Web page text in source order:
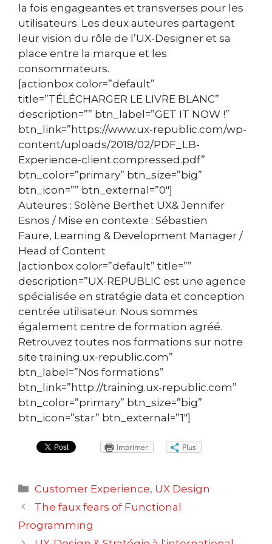
la fois engageantes et transverses pour les
utilisateurs. Les deux auteures partagent
leur vision du rôle de l’UX-Designer et sa
place entre la marque et les
consommateurs.
[actionbox color=”default”
title=”TÉLÉCHARGER LE LIVRE BLANC”
description=”” btn_label=”GET IT NOW !”
btn_link=”https://www.ux-republic.com/wp-
content/uploads/2018/02/PDF_LB-
Experience-client.compressed.pdf”
btn_color=”primary” btn_size=”big”
btn_icon=”” btn_external=”0″]
Auteures : Solène Berthet UX& Jennifer
Esnos / Mise en contexte : Sébastien
Faure, Learning & Development Manager /
Head of Content
[actionbox color=”default” title=””
description=”UX-REPUBLIC est une agence
spécialisée en stratégie data et conception
centrée utilisateur. Nous sommes
également centre de formation agréé.
Retrouvez toutes nos formations sur notre
site training.ux-republic.com”
btn_label=”Nos formations”
btn_link=”http://training.ux-republic.com”
btn_color=”primary” btn_size=”big”
btn_icon=”star” btn_external=”1″]
Imprimer Plus
Catégories
Customer Experience, UX Design
Navigation
des
The faux fears of Functional
Programming